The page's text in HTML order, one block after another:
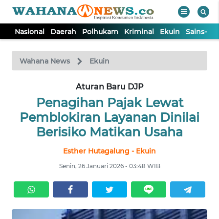
Nasional Daerah Polhukam Kriminal Ekuin Sains-
Wahana News Ekuin
Aturan Baru DJP
Penagihan Pajak Lewat
Pemblokiran Layanan Dinilai
Berisiko Matikan Usaha
Esther Hutagalung - Ekuin
Senin, 26 Januari 2026 - 03:48 WIB
TV
Tutup
DAERAH
EKUIN